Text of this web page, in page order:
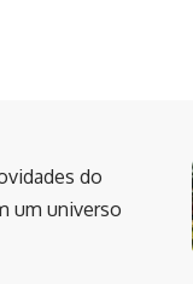
do
um universo